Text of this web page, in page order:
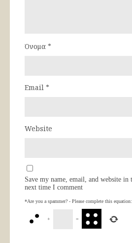
Όνομα *
Email *
Website
Save my name, email, and website
next time I comment
*Are you a spammer? - Please complete this equation:
+ =